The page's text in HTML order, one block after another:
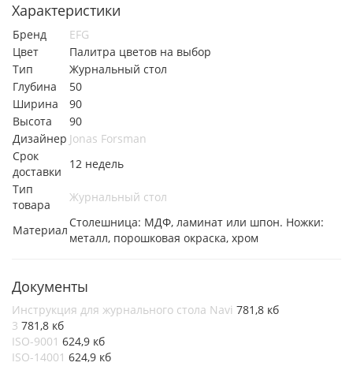
Характеристики
Бренд
EFG
Цвет
Палитра цветов на выбор
Тип
Журнальный стол
Глубина
50
Ширина
90
Высота
90
Дизайнер Jonas Forsman
Срок
доставки
12 недель
Тип
товара
Журнальный стол
Материал
Столешница: МДФ, ламинат или шпон. Ножки:
металл, порошковая окраска, хром
Документы
Инструкция для журнального стола Navi 781,8 кб
3 781,8 кб
ISO-9001 624,9 кб
ISO-14001 624,9 кб